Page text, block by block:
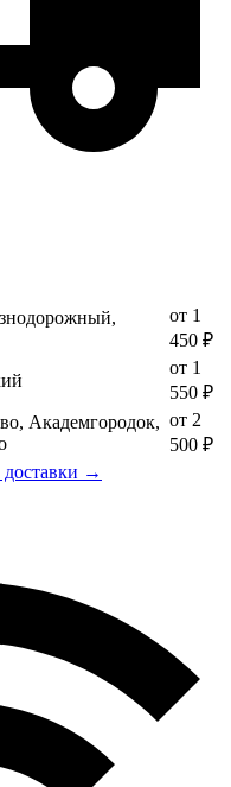
от 1
450 ₽
от 1
550 ₽
Академгородок, от 2
500 ₽
доставки →